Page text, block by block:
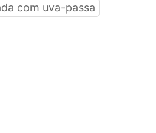
com uva-passa